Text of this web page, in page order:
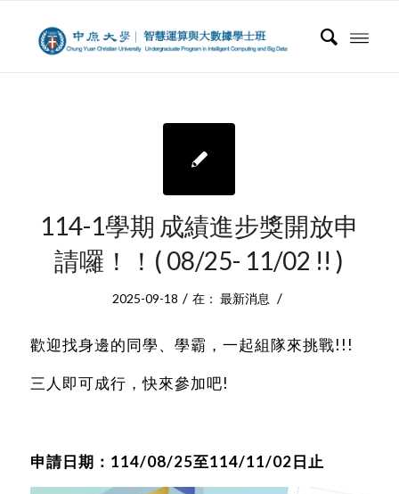
114-1學期 成績進步獎開放申
請囉！！( 08/25- 11/02 !! )
2025-09-18 / 在： 最新消息 /
歡迎找身邊的同學、學霸，一起組隊來挑戰!!!
三人即可成行，快來參加吧!
申請日期：114/08/25至114/11/02日止